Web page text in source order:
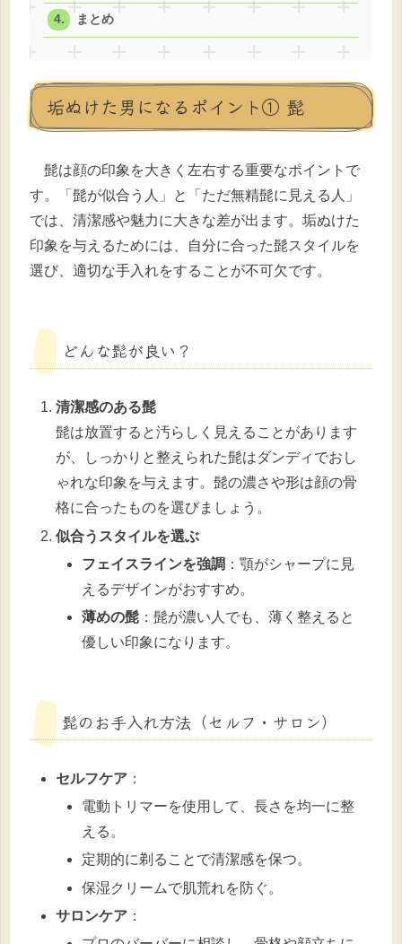
まとめ
垢ぬけた男になるポイント① 髭
髭は顔の印象を大きく左右する重要なポイントで
す。「髭が似合う人」と「ただ無精髭に見える人」
では、清潔感や魅力に大きな差が出ます。垢ぬけた
印象を与えるためには、自分に合った髭スタイルを
選び、適切な手入れをすることが不可欠です。
どんな髭が良い？
清潔感のある髭
髭は放置すると汚らしく見えることがあります
が、しっかりと整えられた髭はダンディでおし
ゃれな印象を与えます。髭の濃さや形は顔の骨
格に合ったものを選びましょう。
似合うスタイルを選ぶ
フェイスラインを強調 ：顎がシャープに見
えるデザインがおすすめ。
薄めの髭 ：髭が濃い人でも、薄く整えると
優しい印象になります。
髭のお手入れ方法（セルフ・サロン）
セルフケア ：
電動トリマーを使用して、長さを均一に整
える。
定期的に剃ることで清潔感を保つ。
保湿クリームで肌荒れを防ぐ。
サロンケア ：